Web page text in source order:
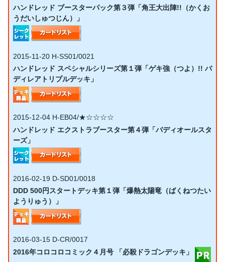
ハンドレッド ブースターパック第３弾「角王大出陣!!（かくお
うだいしゅつじん）」
2015-11-20 H-SS01/0021
ハンドレッド スペシャルシリーズ第１弾「ゲキ強（つよ）!! バ
ディレアトリプルデッキ」
2015-12-04 H-EB04/★☆☆☆☆
ハンドレッド エクストラブースター第４弾「バディオールスタ
ーズ」
2016-02-19 D-SD01/0018
DDD 500円スタートデッキ第１弾「爆熱太陽竜（ばくねつたい
ようりゅう）」
2016-03-15 D-CR/0017
2016年コロコロコミック４月号 「必殺ドラゴンデッキ」